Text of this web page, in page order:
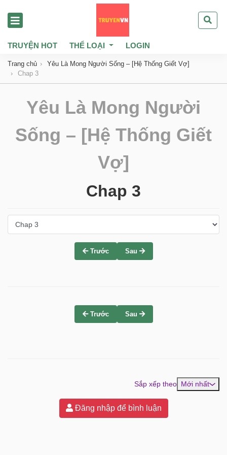
TRUYỆN HOT THỂ LOẠI LOGIN
Trang chủ
Yêu Là Mong Người Sống – [Hệ Thống Giết Vợ]
Chap 3
Yêu Là Mong Người
Sống – [Hệ Thống Giết
Vợ]
Chap 3
Trước Sau
Trước Sau
Sắp xếp theo Mới nhất
Đăng nhập để bình luận